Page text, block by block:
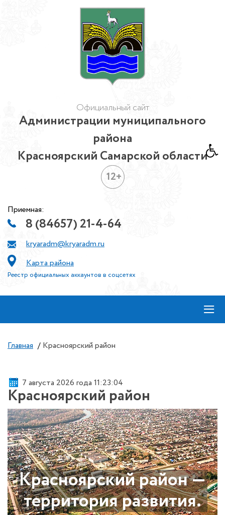
Официальный сайт
Администрации муниципального
района
Красноярский Самарской области
12+
Приемная:
8 (84657) 21-4-64
kryaradm@kryaradm.ru
Карта района
Реестр официальных аккаунтов в соцсетях
≡
Главная / Красноярский район
7 августа 2026 года 11:23:04
Красноярский район
Красноярский район —
территория развития.